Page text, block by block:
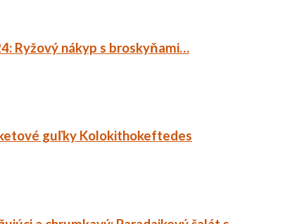
Ryžový nákyp s broskyňami…
guľky Kolokithokeftedes